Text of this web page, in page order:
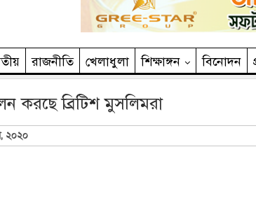
রাজনীতি খেলাধুলা শিক্ষাঙ্গন বিনোদন
করছে ব্রিটিশ মুসলিমরা
২০২০